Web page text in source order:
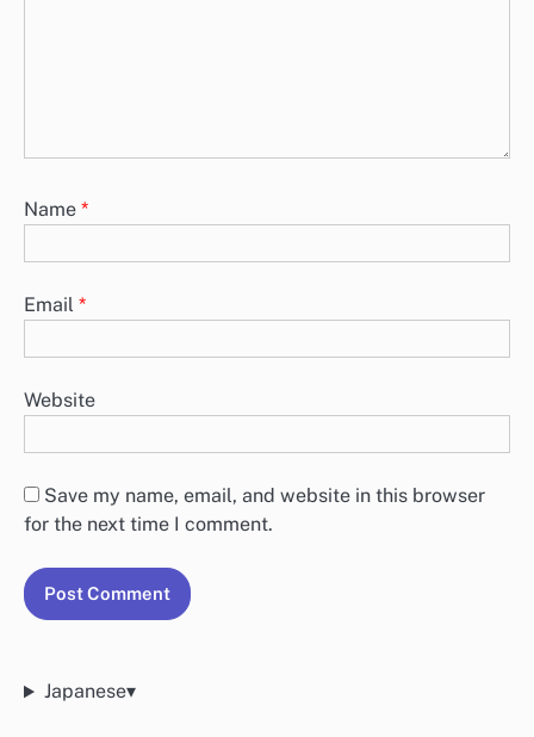
Name *
Email *
Website
Save my name, email, and website in this browser
for the next time I comment.
Japanese▾